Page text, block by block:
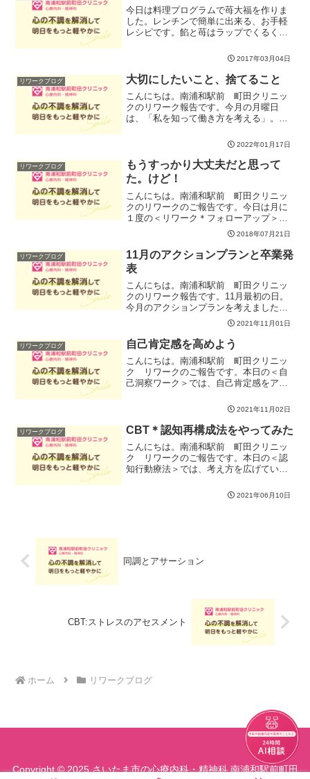
今日は料理プログラムで苺大福を作りま
した。レンチンで簡単に出来る、お手軽
レシピです。餡と苺はラップでくるくる
間に出来上がりました。そして、余った
餡で男性陣がお汁粉を作ってくれました
よ！身も心も温まりました...
2017年03月04日
リワークブログ 大切にしたいこと、捨てること
こんにちは。南浦和駅前 町田クリニッ
クのリワーク報告です。今月の月曜日
は、「私を知って働き方を考える」。働
分析してみようと思います。キャリアを
様々な面から見直すことで、今までのし
んどさが何だったのか、どう...
2022年01月17日
リワークブログ
もうすっかり大丈夫だと思って
た。けど！
こんにちは。南浦和駅前 町田クリニッ
クのリワークのご報告です。今日は月に
１度の＜リワーク＊フォローアップ＞を
実施しました。今回も復職したてのほや
ほやさんから、１０か月目になる方まで
さまざまなステージの方にお集まりいた
だきました。今日もたくさ...
2018年07月21日
リワークブログ
11月のアクションプランと卒業発
表
こんにちは。南浦和駅前 町田クリニッ
クのリワーク報告です。11月最初の日。
今月のアクションプランを考えました。
そのために、まず現在地を把握しましょ
う。「復職準備チェックリスト」を使っ
て、働く力として回復しておきたいポイ
ントをふりかえってみま...
2021年11月01日
リワークブログ 自己肯定感を高めよう
こんにちは。南浦和駅前 町田クリニッ
ク リワークのご報告です。本日の＜自
己洞察ワーク＞では、自己肯定感をアッ
り組めると良いことを６つのカテゴリー
に分けて検討していきました。前回実施
した時のグループでは「環...
2021年11月02日
リワークブログ CBT＊認知再構成法をやってみた
こんにちは。南浦和駅前 町田クリニッ
ク リワークのご報告です。本日の＜認
知行動療法＞では、考え方を広げてい
知再構成法」に取り組んでいきました。
全体の流れやポイントをおさらいしなが
2021年06月10日
同調とアサーション
CBT:ストレスのアセスメント
ホーム リワークブログ
Copyright © 2025 さいたま市の心療内科・精神科 南浦和駅前町田
チャット